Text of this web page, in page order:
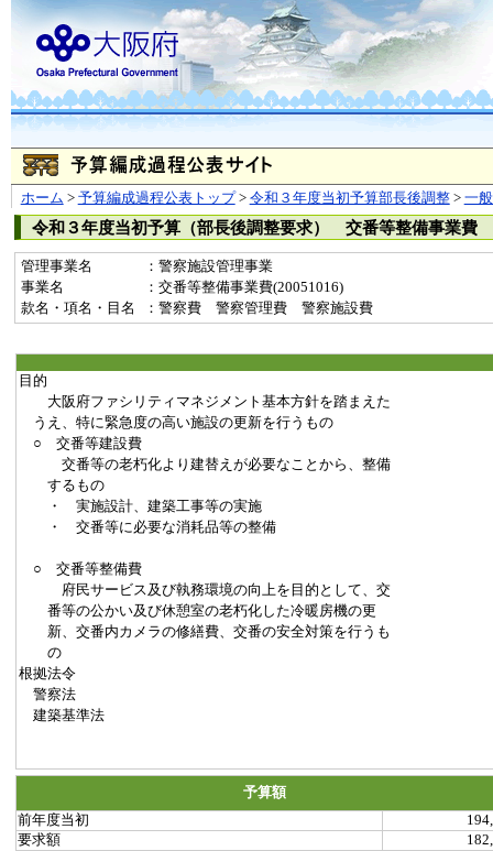
ホーム > 予算編成過程公表トップ> 令和３年度当初予算部長後調整> 一
令和３年度当初予算（部長後調整要求） 交番等整備事業費
管理事業名
：警察施設管理事業
事業名
：交番等整備事業費(20051016)
款名・項名・目名
：警察費 警察管理費 警察施設費
目的
大阪府ファシリティマネジメント基本方針を踏まえた
うえ、特に緊急度の高い施設の更新を行うもの
○ 交番等建設費
交番等の老朽化より建替えが必要なことから、整備
するもの
・ 実施設計、建築工事等の実施
・ 交番等に必要な消耗品等の整備
○ 交番等整備費
府民サービス及び執務環境の向上を目的として、交
番等の公かい及び休憩室の老朽化した冷暖房機の更
新、交番内カメラの修繕費、交番の安全対策を行うも
の
根拠法令
警察法
建築基準法
予算額
前年度当初
要求額